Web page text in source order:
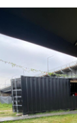
do
self-storage
spedycyjna
Gdańsk
Kontenery Gdynia
Katowice
人